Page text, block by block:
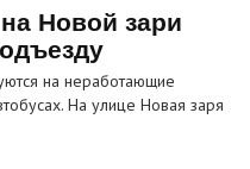
Новой зари
на неработающие
На улице Новая заря